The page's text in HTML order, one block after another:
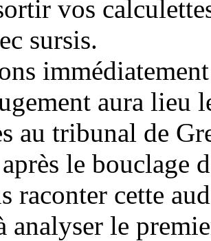
vos
sursis.
aura lieu
au tribunal de
le bouclage
raconter cette
analyser le